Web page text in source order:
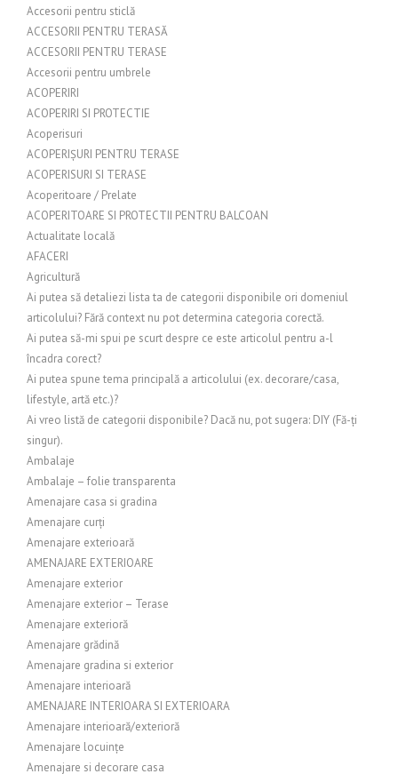
Accesorii pentru sticlă
ACCESORII PENTRU TERASĂ
ACCESORII PENTRU TERASE
Accesorii pentru umbrele
ACOPERIRI
ACOPERIRI SI PROTECTIE
Acoperisuri
ACOPERIȘURI PENTRU TERASE
ACOPERISURI SI TERASE
Acoperitoare / Prelate
ACOPERITOARE SI PROTECTII PENTRU BALCOAN
Actualitate locală
AFACERI
Agricultură
Ai putea să detaliezi lista ta de categorii disponibile ori domeniul
articolului? Fără context nu pot determina categoria corectă.
Ai putea să-mi spui pe scurt despre ce este articolul pentru a-l
încadra corect?
Ai putea spune tema principală a articolului (ex. decorare/casa,
lifestyle, artă etc.)?
Ai vreo listă de categorii disponibile? Dacă nu, pot sugera: DIY (Fă-ți
singur).
Ambalaje
Ambalaje – folie transparenta
Amenajare casa si gradina
Amenajare curți
Amenajare exterioară
AMENAJARE EXTERIOARE
Amenajare exterior
Amenajare exterior – Terase
Amenajare exterioră
Amenajare grădină
Amenajare gradina si exterior
Amenajare interioară
AMENAJARE INTERIOARA SI EXTERIOARA
Amenajare interioară/exterioră
Amenajare locuințe
Amenajare si decorare casa